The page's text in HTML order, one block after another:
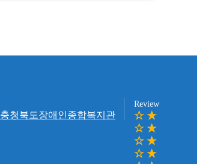
충청북도장애인종합복지관
Review